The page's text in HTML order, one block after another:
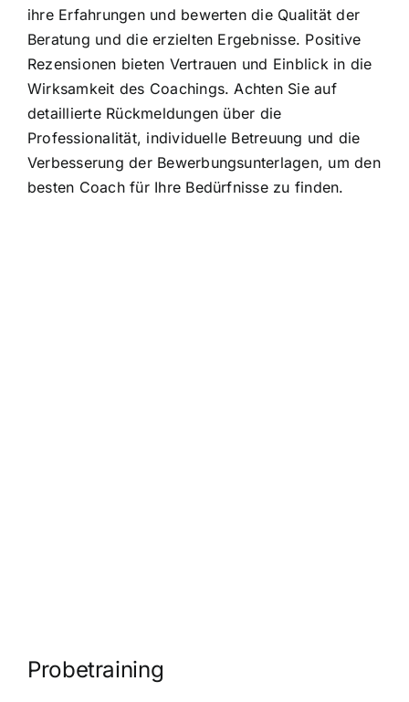
ihre Erfahrungen und bewerten die Qualität der
Beratung und die erzielten Ergebnisse. Positive
Rezensionen bieten Vertrauen und Einblick in die
Wirksamkeit des Coachings. Achten Sie auf
detaillierte Rückmeldungen über die
Professionalität, individuelle Betreuung und die
Verbesserung der Bewerbungsunterlagen, um den
besten Coach für Ihre Bedürfnisse zu finden.
Probetraining